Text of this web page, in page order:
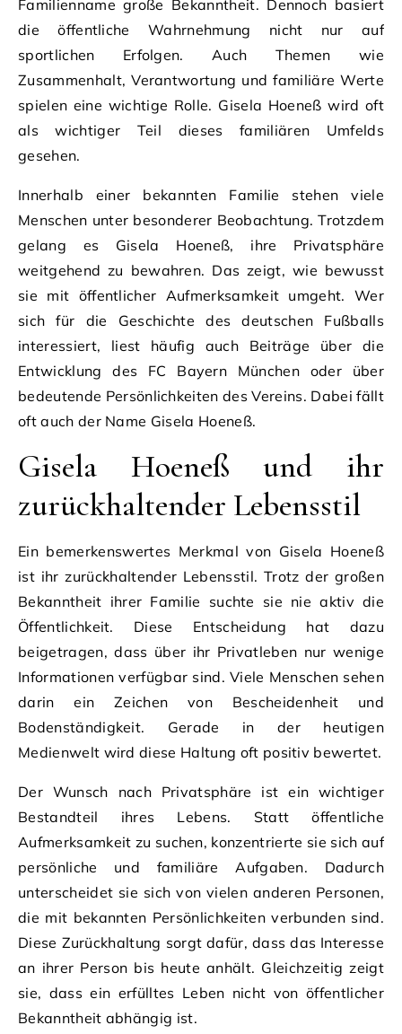
Familienname große Bekanntheit. Dennoch basiert
die öffentliche Wahrnehmung nicht nur auf
sportlichen Erfolgen. Auch Themen wie
Zusammenhalt, Verantwortung und familiäre Werte
spielen eine wichtige Rolle. Gisela Hoeneß wird oft
als wichtiger Teil dieses familiären Umfelds
gesehen.
Innerhalb einer bekannten Familie stehen viele
Menschen unter besonderer Beobachtung. Trotzdem
gelang es Gisela Hoeneß, ihre Privatsphäre
weitgehend zu bewahren. Das zeigt, wie bewusst
sie mit öffentlicher Aufmerksamkeit umgeht. Wer
sich für die Geschichte des deutschen Fußballs
interessiert, liest häufig auch Beiträge über die
Entwicklung des FC Bayern München oder über
bedeutende Persönlichkeiten des Vereins. Dabei fällt
oft auch der Name Gisela Hoeneß.
Gisela Hoeneß und ihr
zurückhaltender Lebensstil
Ein bemerkenswertes Merkmal von Gisela Hoeneß
ist ihr zurückhaltender Lebensstil. Trotz der großen
Bekanntheit ihrer Familie suchte sie nie aktiv die
Öffentlichkeit. Diese Entscheidung hat dazu
beigetragen, dass über ihr Privatleben nur wenige
Informationen verfügbar sind. Viele Menschen sehen
darin ein Zeichen von Bescheidenheit und
Bodenständigkeit. Gerade in der heutigen
Medienwelt wird diese Haltung oft positiv bewertet.
Der Wunsch nach Privatsphäre ist ein wichtiger
Bestandteil ihres Lebens. Statt öffentliche
Aufmerksamkeit zu suchen, konzentrierte sie sich auf
persönliche und familiäre Aufgaben. Dadurch
unterscheidet sie sich von vielen anderen Personen,
die mit bekannten Persönlichkeiten verbunden sind.
Diese Zurückhaltung sorgt dafür, dass das Interesse
an ihrer Person bis heute anhält. Gleichzeitig zeigt
sie, dass ein erfülltes Leben nicht von öffentlicher
Bekanntheit abhängig ist.